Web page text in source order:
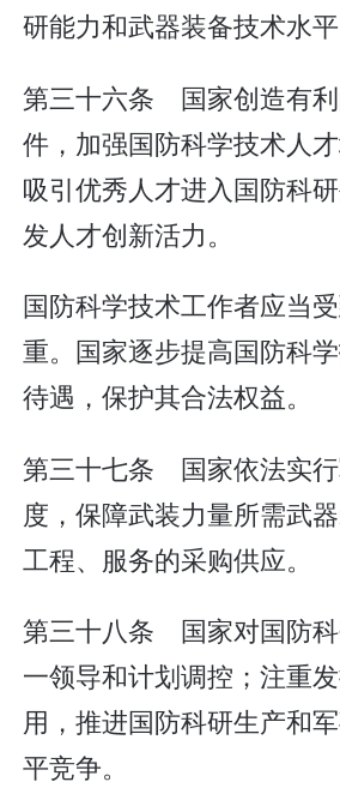
研能力和武器装备技术水平
第三十六条 国家创造有
件，加强国防科学技术人
吸引优秀人才进入国防科
发人才创新活力。
国防科学技术工作者应当
重。国家逐步提高国防科
待遇，保护其合法权益。
第三十七条 国家依法实
度，保障武装力量所需武器
工程、服务的采购供应。
第三十八条 国家对国防
一领导和计划调控；注重
用，推进国防科研生产和
平竞争。